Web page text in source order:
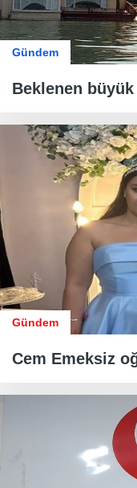
Gündem
Beklenen
Gündem
Cem Emeksiz